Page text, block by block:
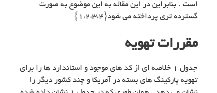
است . بنابراین در این مقاله به این موضوع به صورت
گسترده تری پرداخته می شود{۱،۲،۳،۴}
مقررات تهویه
جدول ۱ خلاصه ای از کد های موجود و استاندارد ها را برای
تهویه پارکینگ های بسته در آمریکا و چند کشور دیگر را